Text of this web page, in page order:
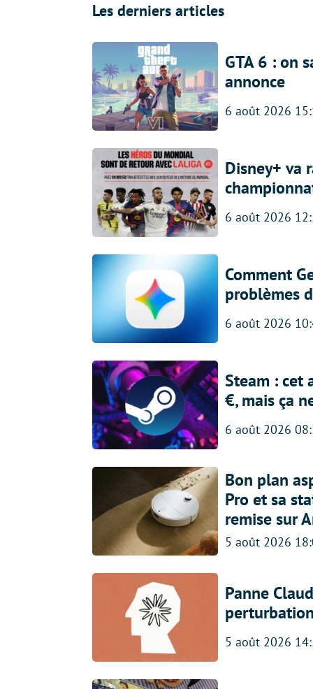
Les derniers articles
GTA 6 : on
annonce
6 août 2026
Disney+ va
6 août 2026
Comment
problèmes
6 août 2026
Steam : cet
€, mais ça
6 août 2026
Bon plan
Pro et sa
remise sur
5 août 2026
Panne
5 août 2026